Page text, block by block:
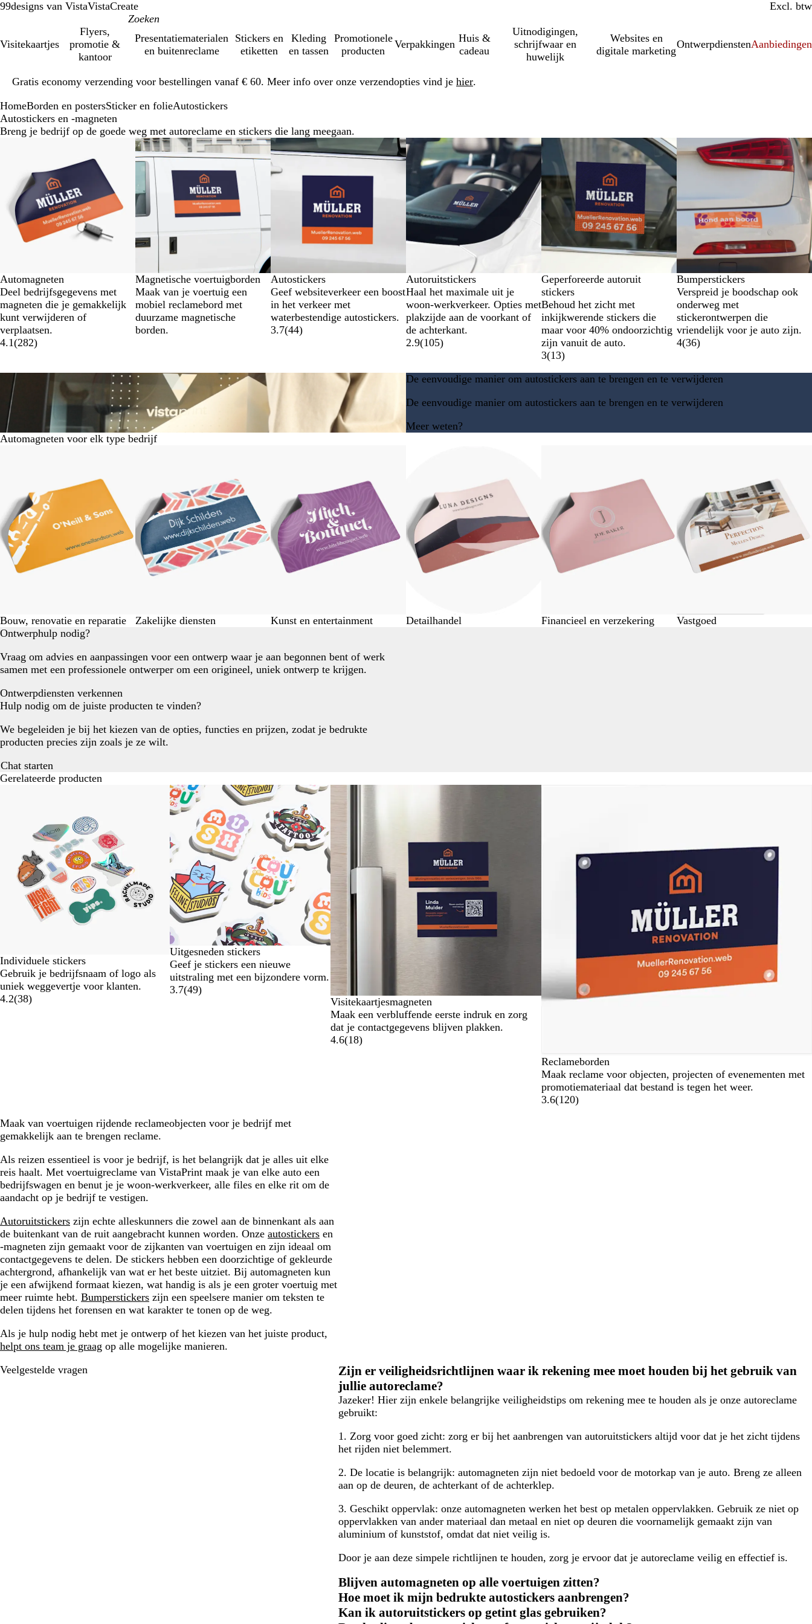
99designs van VistaVistaCreate Incl. btw
Excl. btw
Visitekaartjes
Flyers,
promotie &
kantoor
Presentatiematerialen
en buitenreclame
Stickers en
etiketten
Kleding
en tassen
Promotionele
producten
Verpakkingen
Huis &
cadeau
Uitnodigingen,
schrijfwaar en
huwelijk
Websites en
digitale marketing
OntwerpdienstenAanbiedingen
Gratis economy verzending voor bestellingen vanaf € 60. Meer info over onze verzendopties vind je hier.
1
HomeBorden en postersSticker en folieAutostickers
Autostickers en -magneten
Breng je bedrijf op de goede weg met autoreclame en stickers die lang meegaan.
Automagneten
Deel bedrijfsgegevens met
magneten die je gemakkelijk
kunt verwijderen of
verplaatsen.
4.1(282)
Nieuw
Magnetische voertuigborden
Maak van je voertuig een
mobiel reclamebord met
duurzame magnetische
borden.
Nieuwe opties
Autostickers
Geef websiteverkeer een boost
in het verkeer met
waterbestendige autostickers.
3.7(44)
Nieuwe opties
Autoruitstickers
Haal het maximale uit je
woon-werkverkeer. Opties met
plakzijde aan de voorkant of
de achterkant.
2.9(105)
Nieuwe opties
Geperforeerde autoruit
stickers
Behoud het zicht met
inkijkwerende stickers die
maar voor 40% ondoorzichtig
zijn vanuit de auto.
3(13)
Nieuwe opties
Bumperstickers
Verspreid je boodschap ook
onderweg met
stickerontwerpen die
vriendelijk voor je auto zijn.
4(36)
De eenvoudige manier om autostickers aan te brengen en te verwijderen
De eenvoudige manier om autostickers aan te brengen en te verwijderen
Meer weten?
Automagneten voor elk type bedrijf
Bouw, renovatie en reparatie Zakelijke diensten Kunst en entertainment Detailhandel Financieel en verzekering Vastgoed
van
Ontwerphulp nodig?
Vraag om advies en aanpassingen voor een ontwerp waar je aan begonnen bent of werk
samen met een professionele ontwerper om een origineel, uniek ontwerp te krijgen.
Ontwerpdiensten verkennen
Hulp nodig om de juiste producten te vinden?
We begeleiden je bij het kiezen van de opties, functies en prijzen, zodat je bedrukte
producten precies zijn zoals je ze wilt.
Chat starten
Gerelateerde producten
Individuele stickers
Gebruik je bedrijfsnaam of logo als
uniek weggevertje voor klanten.
4.2(38)
Nieuwe opties
Uitgesneden stickers
Geef je stickers een nieuwe
uitstraling met een bijzondere vorm.
3.7(49)
Visitekaartjesmagneten
Maak een verbluffende eerste indruk en zorg
dat je contactgegevens blijven plakken.
4.6(18)
Reclameborden
Maak reclame voor objecten, projecten of evenementen met
promotiemateriaal dat bestand is tegen het weer.
3.6(120)
Maak van voertuigen rijdende reclameobjecten voor je bedrijf met
gemakkelijk aan te brengen reclame.
Als reizen essentieel is voor je bedrijf, is het belangrijk dat je alles uit elke
reis haalt. Met voertuigreclame van VistaPrint maak je van elke auto een
bedrijfswagen en benut je je woon-werkverkeer, alle files en elke rit om de
aandacht op je bedrijf te vestigen.
Autoruitstickers zijn echte alleskunners die zowel aan de binnenkant als aan
de buitenkant van de ruit aangebracht kunnen worden. Onze autostickers en
-magneten zijn gemaakt voor de zijkanten van voertuigen en zijn ideaal om
contactgegevens te delen. De stickers hebben een doorzichtige of gekleurde
achtergrond, afhankelijk van wat er het beste uitziet. Bij automagneten kun
je een afwijkend formaat kiezen, wat handig is als je een groter voertuig met
meer ruimte hebt. Bumperstickers zijn een speelsere manier om teksten te
delen tijdens het forensen en wat karakter te tonen op de weg.
Als je hulp nodig hebt met je ontwerp of het kiezen van het juiste product,
helpt ons team je graag op alle mogelijke manieren.
Veelgestelde vragen
Zijn er veiligheidsrichtlijnen waar ik rekening mee moet houden bij het gebruik van
jullie autoreclame?
Jazeker! Hier zijn enkele belangrijke veiligheidstips om rekening mee te houden als je onze autoreclame
gebruikt:
1. Zorg voor goed zicht: zorg er bij het aanbrengen van autoruitstickers altijd voor dat je het zicht tijdens
het rijden niet belemmert.
2. De locatie is belangrijk: automagneten zijn niet bedoeld voor de motorkap van je auto. Breng ze alleen
aan op de deuren, de achterkant of de achterklep.
3. Geschikt oppervlak: onze automagneten werken het best op metalen oppervlakken. Gebruik ze niet op
oppervlakken van ander materiaal dan metaal en niet op deuren die voornamelijk gemaakt zijn van
aluminium of kunststof, omdat dat niet veilig is.
Door je aan deze simpele richtlijnen te houden, zorg je ervoor dat je autoreclame veilig en effectief is.
Blijven automagneten op alle voertuigen zitten?
Hoe moet ik mijn bedrukte autostickers aanbrengen?
Kan ik autoruitstickers op getint glas gebruiken?